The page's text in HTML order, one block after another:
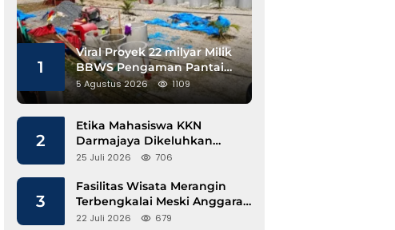
1
Viral Proyek 22 milyar Milik
BBWS Pengaman Pantai
Pesisir Barat Diduga
Gunakan Besi Banci
5 Agustus 2026 1109
2
Etika Mahasiswa KKN
Darmajaya Dikeluhkan
Kepala Pekon Sinar Jawa
25 Juli 2026 706
3
Fasilitas Wisata Merangin
Terbengkalai Meski Anggaran
Perawatan Terus Mengalir
22 Juli 2026 679